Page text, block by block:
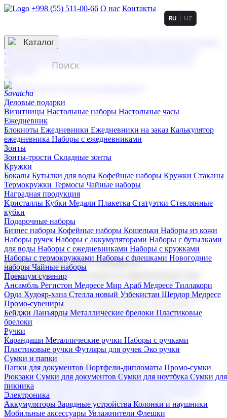
+998 (55) 511-00-66 О нас Контакты
3D гравировка
смолой (Doming)
гравировка твердая
тиснение
RU UZ
☰
Контакты
Каталог
Деловые подарки
Визитницы Настольные наборы Настольные часы
Ежедневник
Блокноты Ежедневники Ежедневники на заказ Калькулятор
ежедневника Наборы с ежедневниками
Зонты
Зонты-трости Складные зонты
Кружки
Бокалы Бутылки для воды Кофейные наборы Кружки Стаканы
Термокружки Термосы Чайные наборы
Наградная продукция
Kристаллы Кубки Медали Плакетка Статуэтки Стеклянные
кубки
Подарочные наборы
Бизнес наборы Кофейные наборы Кошельки Наборы из кожи
Наборы ручек Наборы с аккумуляторами Наборы с бутылками
для воды Наборы с ежедневниками Наборы с кружками
Наборы с термокружками Наборы с флешками Новогодние
наборы Чайные наборы
Премиум сувенир
Ансамбль Регистон Медресе Мир Араб Медресе Тиллакори
Орда Худояр-хана Стелла новый Узбекистан Шердор Медресе
Промо-сувениры
Бейджи Ланъярды Металлические брелоки Пластиковые
брелоки
Ручки
Карандаши Металлические ручки Наборы с ручками
Пластиковые ручки Футляры для ручек Эко ручки
Сумки и папки
Папки для документов Портфели-дипломаты Промо-сумки
Рюкзаки Сумки для документов Сумки для ноутбука Сумки для
пикника
Электроника
Аккумуляторы Зарядные устройства Колонки и наушники
Мобильные аксессуары Увлажнители Флешки
Корпоративные подарки
Поставка со склада и производство
Мы предлагаем широкий выбор корпоративных подарков и
сувениров с логотипом. В нашем каталоге вы найдете
продукцию для бизнеса, мероприятия и клиентов.
Подарочные наборы
Бизнес наборыКофейные наборы Кошельки
Наборы из кожиНаборы ручекНаборы с аккумуляторами
Наборы с бутылками для воды
Наборы с ежедневниками
Наборы с кружками
флешкамиНовогодние наборыЧайные наборы